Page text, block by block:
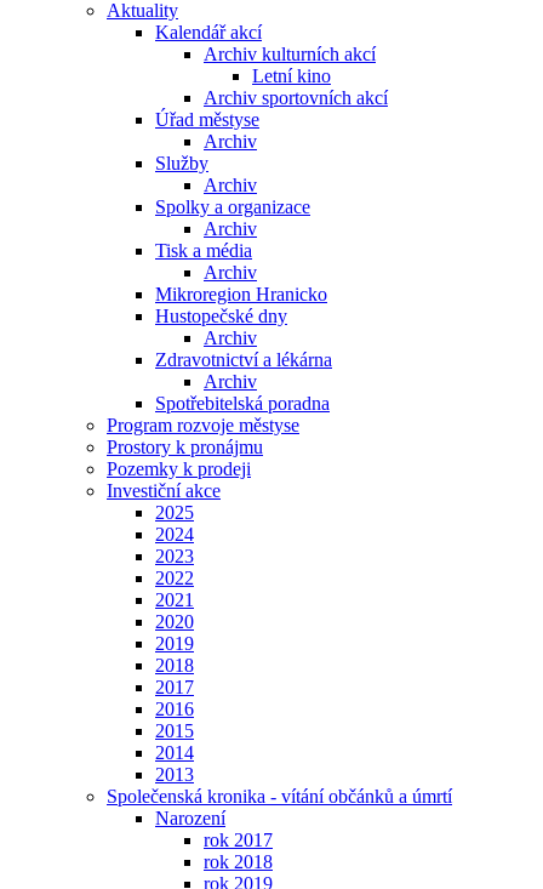
Aktuality
Kalendář akcí
Archiv kulturních akcí
Letní kino
Archiv sportovních akcí
Úřad městyse
Archiv
Služby
Archiv
Spolky a organizace
Archiv
Tisk a média
Archiv
Mikroregion Hranicko
Hustopečské dny
Archiv
Zdravotnictví a lékárna
Archiv
Spotřebitelská poradna
Program rozvoje městyse
Prostory k pronájmu
Pozemky k prodeji
Investiční akce
2025
2024
2023
2022
2021
2020
2019
2018
2017
2016
2015
2014
2013
Společenská kronika - vítání občánků a úmrtí
Narození
rok 2017
rok 2018
rok 2019